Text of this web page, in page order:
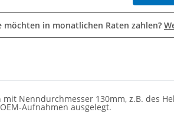
möchten in monatlichen Raten zahlen?
Nenndurchmesser 130mm, z.B. des
Aufnahmen ausgelegt.